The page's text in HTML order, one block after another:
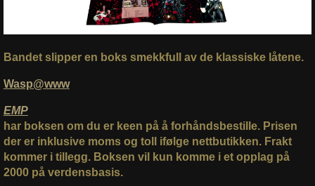
Bandet slipper en boks smekkfull av de klassiske låtene.
Wasp@www
EMP
har boksen om du er keen på å forhåndsbestille. Prisen
der er inklusive moms og toll ifølge nettbutikken. Frakt
kommer i tillegg. Boksen vil kun komme i et opplag på
2000 på verdensbasis.